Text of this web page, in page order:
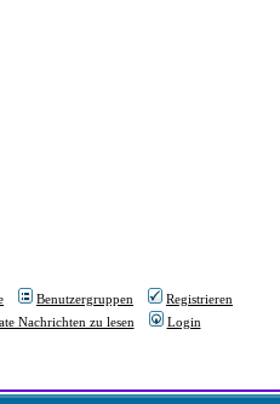
Benutzergruppen
Registrieren
Nachrichten zu lesen Login